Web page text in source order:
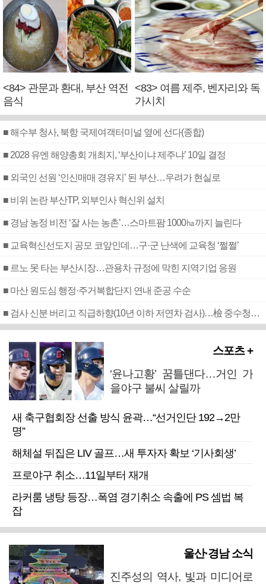
<84> 관문과 환대, 부산 역전
음식
<83> 여름 제주, 벤자리와 독
가시치
■ 해수부 청사, 북항 국제여객터미널 옆에 선다(종합)
■ 2028 유엔 해양총회 개최지, ‘부산이냐 제주냐’ 10일 결정
■ 외국인 선원 ‘인신매매 경유지’ 된 부산…우려가 현실로
■ 비위 논란 부산TP, 외부인사 혁신위 설치
■ 경남 농정 비전 ‘잘 사는 농촌’…스마트팜 1000㏊까지 늘린다
■ 교육혁신선도지 공모 코앞인데…구·군 난색에 교육청 ‘쩔쩔’
■ 르노 못 타는 부산시장…관용차 규정에 막힌 지역기업 응원
■ 마산 원도심 행정·주거복합단지 연내 준공 수순
■ 검사 신분 버리고 직급하향(10년 이하 저연차 검사)…檢 중수청행 기피
스포츠 +
‘윤나고황’ 꿈틀댄다…거인 가
을야구 불씨 살릴까
새 축구협회장 선출 방식 윤곽…“선거인단 192→2만
명”
해체설 뒤집은 LIV 골프…새 투자자 확보 ‘기사회생’
프로야구 취소…11일부터 재개
라커룸 냉탕 등장…폭염 경기취소 속출에 PS 셈법 복
잡
울산·경남 소식
진주성의 역사, 빛과 미디어로